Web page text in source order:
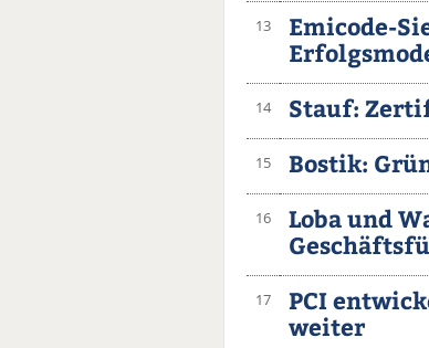
13
Emicode-
14 Stauf:
15 Bostik:
16
Loba und
17
PCI
weiter